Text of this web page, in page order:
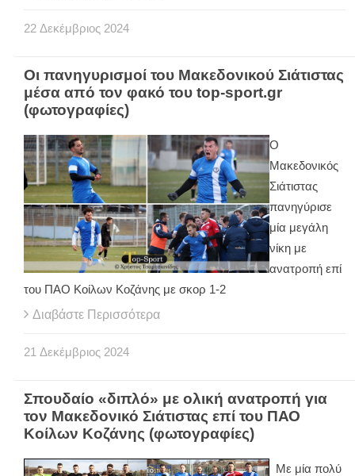
22 Δεκέμβριος 2024
Οι πανηγυρισμοί του Μακεδονικού Σιάτιστας
μέσα από τον φακό του top-sport.gr
(φωτογραφίες)
Ο
Μακεδονικός
Σιάτιστας
πανηγύρισε
μία μεγάλη
νίκη με
ανατροπή επί
του ΠΑΟ Κοίλων Κοζάνης με σκορ 1-2
Διαβάστε Περισσότερα
21 Δεκέμβριος 2024
Σπουδαίο «διπλό» με ολική ανατροπή για
τον Μακεδονικό Σιάτιστας επί του ΠΑΟ
Κοίλων Κοζάνης (φωτογραφίες)
Με μία πολύ